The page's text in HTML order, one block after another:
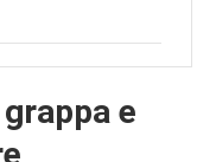
percorso di
e